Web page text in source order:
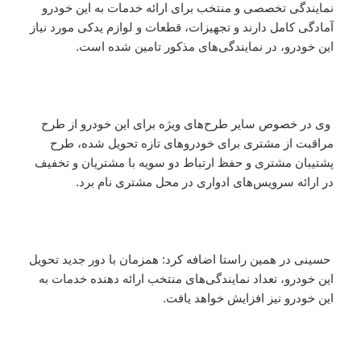
نمایندگی تخصصی و منتخب برای ارائه خدمات به این خودرو
آمادگی کامل دارند و تجهیزات، قطعات و لوازم یدکی مورد نیاز
این خودرو، در نمایندگی‌های مذکور تامین شده است.
وی در خصوص سایر طرح‌های ویژه برای این خودرو از طرح‌
مراقبت از مشتری برای خودروهای تازه تحویل شده، طرح
پشتیبان مشتری و حفظ ارتباط دو سویه با مشتریان و تخفیف
در ارائه سرویس‌های ادواری در محل مشتری نام برد.
حسینی در همین راستا اضافه کرد: همزمان با دور جدید تحویل
این خودرو، تعداد نمایندگی‌های منتخب ارائه دهنده خدمات به
این خودرو نیز افزایش خواهد یافت.